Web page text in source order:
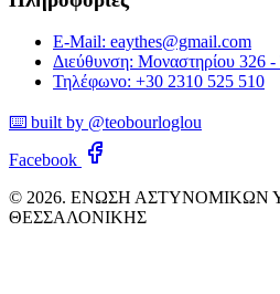
E-Mail: eaythes@gmail.com
Διεύθυνση: Μοναστηρίου 326
Τηλέφωνο: +30 2310 525 510
⌨️ built by @teobourloglou
Facebook
© 2026. ΕΝΩΣΗ
ΘΕΣΣΑΛΟΝΙΚΗΣ